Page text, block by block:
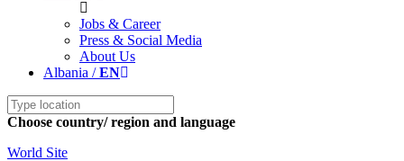
Jobs & Career
Press & Social Media
About Us
Albania /EN
Choose country/ region and language
World Site